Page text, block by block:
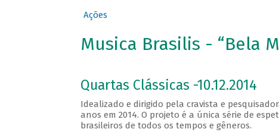
Ações
Musica Brasilis - “Bela
Quartas Clássicas -10.12.2014
Idealizado e dirigido pela cravista e
anos em 2014. O projeto é a única série de
brasileiros de todos os tempos e gêneros.